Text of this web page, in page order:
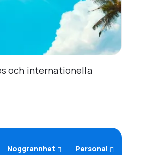
och internationella
Noggrannhet Personal